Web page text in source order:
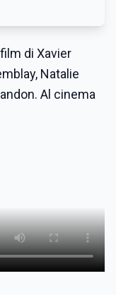
di Xavier
Natalie
Al cinema